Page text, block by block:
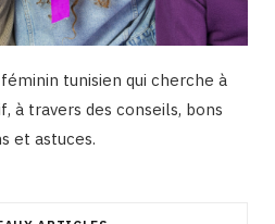
tunisien qui cherche à
à travers des conseils, bons
et astuces.